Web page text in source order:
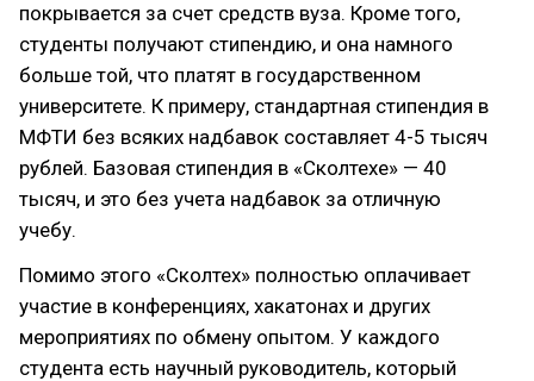
покрывается за счет средств вуза. Кроме того,
студенты получают стипендию, и она намного
больше той, что платят в государственном
университете. К примеру, стандартная стипендия в
МФТИ без всяких надбавок составляет 4-5 тысяч
рублей. Базовая стипендия в «Сколтехе» — 40
тысяч, и это без учета надбавок за отличную
учебу.
Помимо этого «Сколтех» полностью оплачивает
участие в конференциях, хакатонах и других
мероприятиях по обмену опытом. У каждого
студента есть научный руководитель, который